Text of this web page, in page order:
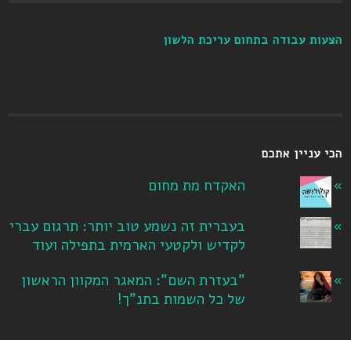
הצעות עבודה בתחום עריכת הלשון
הכי עניין אתכם
האקדח מת מחום
בעברית זה נשמע טוב יותר: תרגום עברי
לקדיש ולקטעי הארמית בתפילה ועוד
"בעזרת השם": המאגר המקוון הראשון
של כל השמות בתנ"ך!